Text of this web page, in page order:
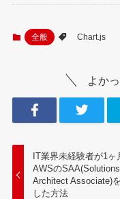
全般 Chart.js
よか
IT業界未経験者が1ヶ
AWSのSAA(Solutions
Architect Associate)
した方法